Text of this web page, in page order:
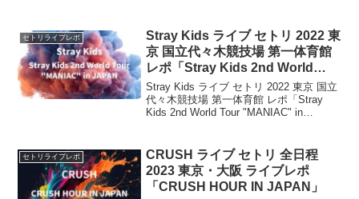
セトリライブレポ
Stray Kids ライブ セトリ 2022 東
京 国立代々木競技場 第一体育館
レポ「Stray Kids 2nd World
Tour “MANIAC” in JAPAN」
Stray Kids ライブ セトリ 2022 東京 国立
代々木競技場 第一体育館 レポ「Stray
Kids 2nd World Tour "MANIAC" in
セトリライブレポ
CRUSH ライブ セトリ 全日程
2023 東京・大阪 ライブレポ
「CRUSH HOUR IN JAPAN」